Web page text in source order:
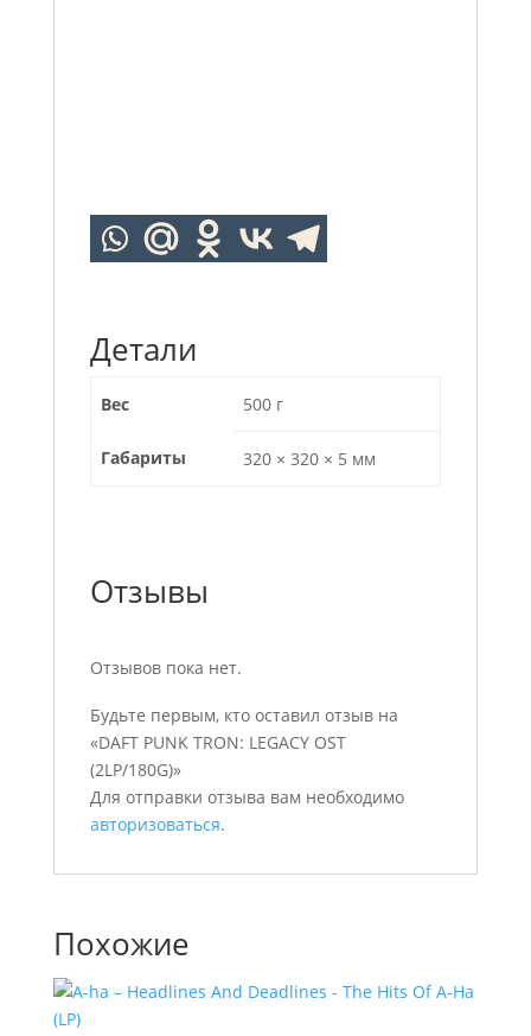
Детали
Вес 500 г
Габариты 320 × 320 × 5 мм
Отзывы
Отзывов пока нет.
Будьте первым, кто оставил отзыв на
«DAFT PUNK TRON: LEGACY OST
(2LP/180G)»
Для отправки отзыва вам необходимо
авторизоваться.
Похожие